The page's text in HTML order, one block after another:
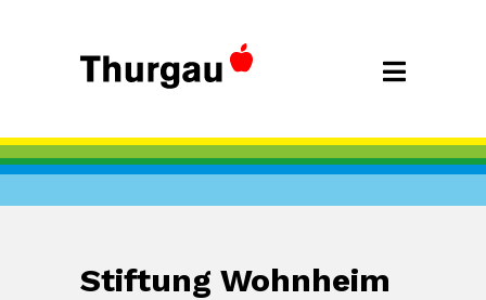
Stiftung Wohnheim